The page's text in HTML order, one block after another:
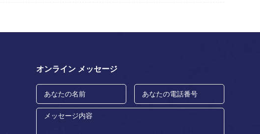
オンライン メッセージ